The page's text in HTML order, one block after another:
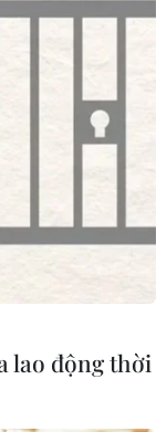
lao động thời